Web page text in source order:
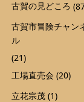
古賀の見どころ
古賀市冒険チャン
ル
(21)
工場直売会 (20)
立花宗茂 (1)